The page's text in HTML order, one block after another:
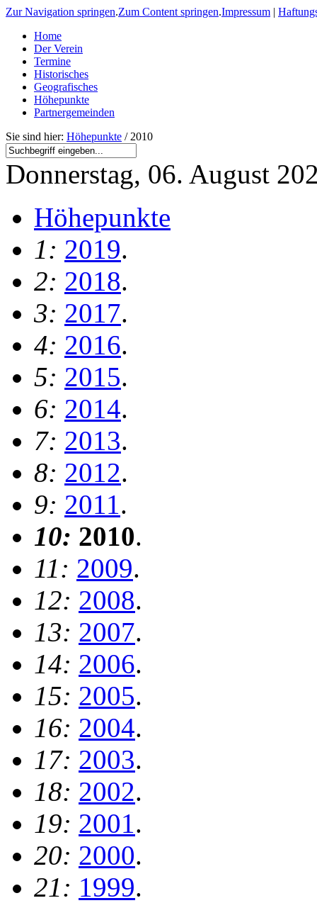
Zur Navigation springen.Zum Content springen.Impressum |
Home
Der Verein
Termine
Historisches
Geografisches
Höhepunkte
Partnergemeinden
Sie sind hier: Höhepunkte / 2010
Donnerstag, 06. August
Höhepunkte
1: 2019.
2: 2018.
3: 2017.
4: 2016.
5: 2015.
6: 2014.
7: 2013.
8: 2012.
9: 2011.
10: 2010.
11: 2009.
12: 2008.
13: 2007.
14: 2006.
15: 2005.
16: 2004.
17: 2003.
18: 2002.
19: 2001.
20: 2000.
21: 1999.